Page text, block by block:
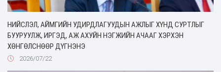
НИЙСЛЭЛ, АЙМГИЙН УДИРДЛАГУУДЫН АЖЛЫГ ХҮНД СУРТЛЫГ
БУУРУУЛЖ, ИРГЭД, АЖ АХУЙН НЭГЖИЙН АЧААГ ХЭРХЭН
ХӨНГӨЛСНӨӨР ДҮГНЭНЭ
2026/07/22